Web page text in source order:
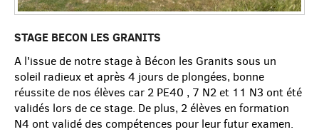
STAGE BECON LES GRANITS
A l'issue de notre stage à Bécon les Granits sous un
soleil radieux et après 4 jours de plongées, bonne
réussite de nos élèves car 2 PE40 , 7 N2 et 11 N3 ont été
validés lors de ce stage. De plus, 2 élèves en formation
N4 ont validé des compétences pour leur futur examen.